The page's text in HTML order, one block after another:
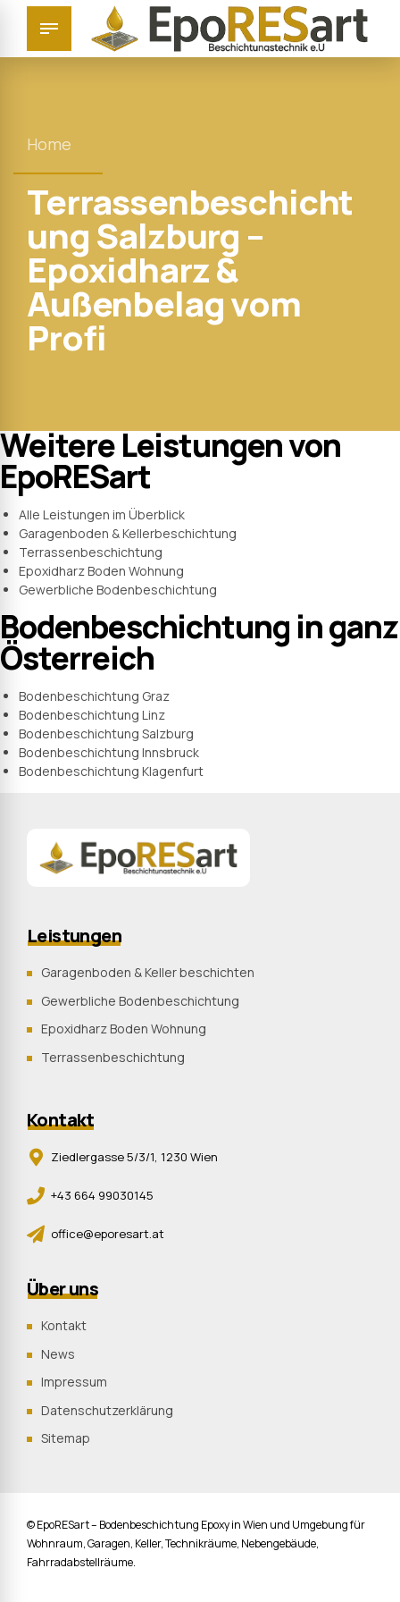
Home
Terrassenbeschicht
ung Salzburg –
Epoxidharz &
Außenbelag vom
Profi
Weitere Leistungen von
EpoRESart
Alle Leistungen im Überblick
Garagenboden & Kellerbeschichtung
Terrassenbeschichtung
Epoxidharz Boden Wohnung
Gewerbliche Bodenbeschichtung
Bodenbeschichtung in ganz
Österreich
Bodenbeschichtung Graz
Bodenbeschichtung Linz
Bodenbeschichtung Salzburg
Bodenbeschichtung Innsbruck
Bodenbeschichtung Klagenfurt
Leistungen
Garagenboden & Keller beschichten
Gewerbliche Bodenbeschichtung
Epoxidharz Boden Wohnung
Terrassenbeschichtung
Kontakt
Ziedlergasse 5/3/1, 1230 Wien
+43 664 99030145
office@eporesart.at
Über uns
Kontakt
News
Impressum
Datenschutzerklärung
Sitemap
© EpoRESart – Bodenbeschichtung Epoxy in Wien und Umgebung für
Wohnraum, Garagen, Keller, Technikräume, Nebengebäude,
Fahrradabstellräume.